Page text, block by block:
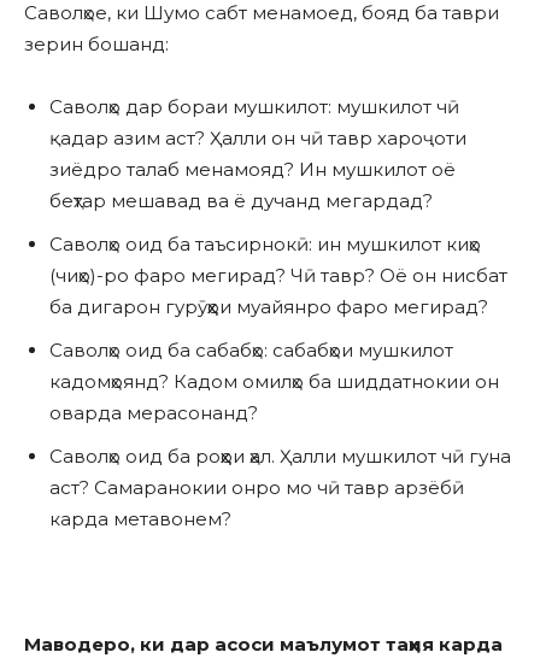
Саволҳое, ки Шумо сабт менамоед, бояд ба таври
зерин бошанд:
Саволҳо дар бораи мушкилот: мушкилот чӣ
қадар азим аст? Ҳалли он чӣ тавр хароҷоти
зиёдро талаб менамояд? Ин мушкилот оё
беҳтар мешавад ва ё дучанд мегардад?
Саволҳо оид ба таъсирнокӣ: ин мушкилот киҳо
(чиҳо)-ро фаро мегирад? Чӣ тавр? Оё он нисбат
ба дигарон гурӯҳҳои муайянро фаро мегирад?
Саволҳо оид ба сабабҳо: сабабҳои мушкилот
кадомҳоянд? Кадом омилҳо ба шиддатнокии он
оварда мерасонанд?
Саволҳо оид ба роҳҳои ҳал. Ҳалли мушкилот чӣ гуна
аст? Самаранокии онро мо чӣ тавр арзёбӣ
карда метавонем?
Маводеро, ки дар асоси маълумот таҳия карда